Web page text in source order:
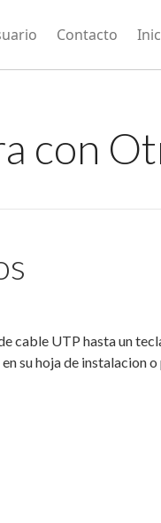
Contacto
con
cable UTP hasta un
su hoja de instalacion